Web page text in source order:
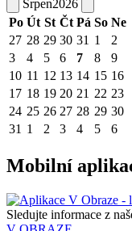
Srpen2026
Po Út St Čt Pá So Ne
27 28 29 30 31 1
2
3
4 5 6 7 8
9
10 11 12 13 14 15 16
17 18 19 20 21 22 23
24 25 26 27 28 29 30
31 1 2 3 4 5 6
Mobilní
Sledujte informace z